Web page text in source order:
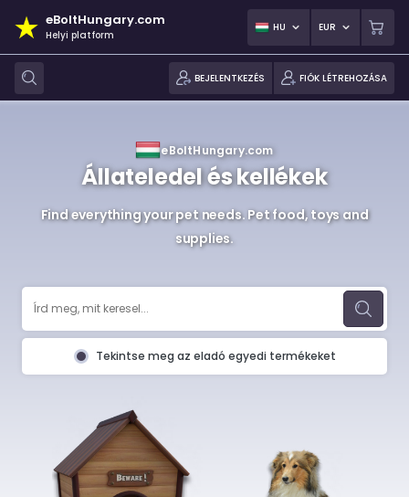
eBoltHungary.com
Helyi platform
HU EUR
BEJELENTKEZÉS FIÓK LÉTREHOZÁSA
eBoltHungary.com
Állateledel és kellékek
Find everything your pet needs. Pet food, toys and
supplies.
Tekintse meg az eladó egyedi termékeket